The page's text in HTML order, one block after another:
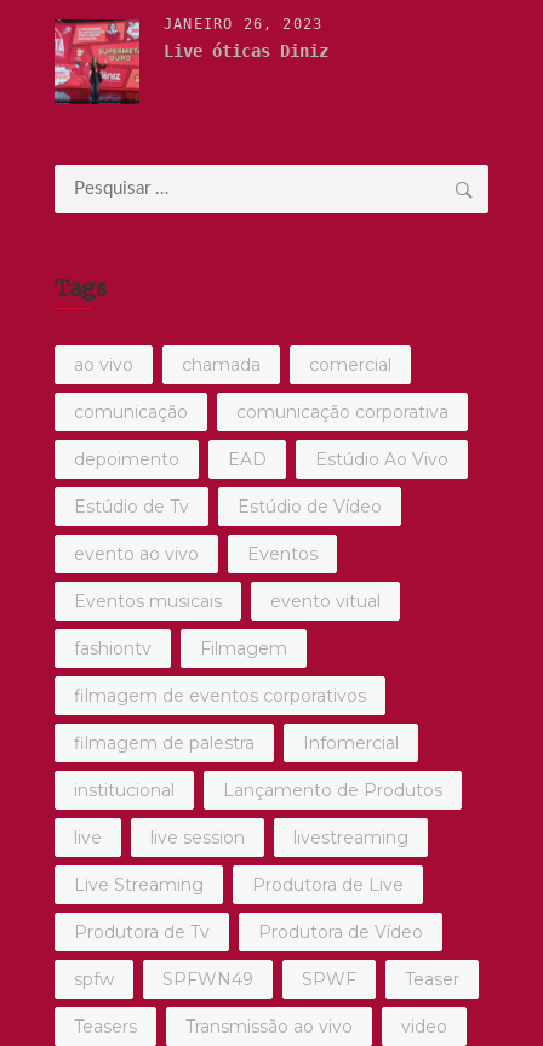
JANEIRO 26, 2023
Live óticas Diniz
Pesquisar
por:
Tags
ao vivo chamada comercial
comunicação comunicação corporativa
depoimento EAD Estúdio Ao Vivo
Estúdio de Tv Estúdio de Vídeo
evento ao vivo Eventos
Eventos musicais evento vitual
fashiontv Filmagem
filmagem de eventos corporativos
filmagem de palestra Infomercial
institucional Lançamento de Produtos
live live session livestreaming
Live Streaming Produtora de Live
Produtora de Tv Produtora de Vídeo
spfw SPFWN49 SPWF Teaser
Teasers Transmissão ao vivo video